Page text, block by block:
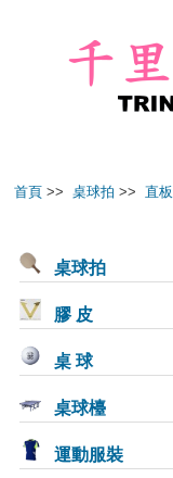
首頁 >> 桌球拍 >> 直板
桌球拍
膠 皮
桌 球
桌球檯
運動服裝